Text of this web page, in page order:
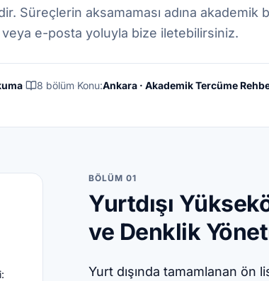
Süreçlerin aksamaması adına akademik
e-posta yoluyla bize iletebilirsiniz.
8 bölüm Konu:Ankara · Akademik Tercüme
BÖLÜM 01
Yurtdışı
ve Denklik
Yurt dışında tamamlanan